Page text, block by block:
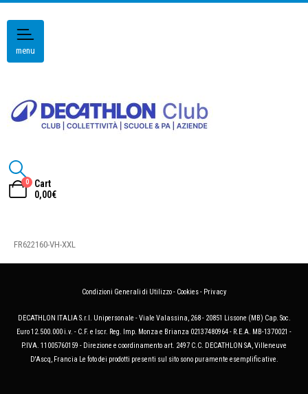
menu
0
Cart
0,00€
FR622160-VH-XXL
Condizioni Generali di Utilizzo- Cookies- Privacy
DECATHLON ITALIA S.r.l. Unipersonale - Viale Valassina, 268 - 20851 Lissone (MB) Cap. Soc.
Euro 12.500.000 i.v. - C.F. e Iscr. Reg. Imp. Monza e Brianza 02137480964 - R.E.A. MB-1370021 -
P.IVA. 11005760159 - Direzione e coordinamento art. 2497 C.C. DECATHLON SA, Villeneuve
D'Ascq, Francia Le foto dei prodotti presenti sul sito sono puramente esemplificative.